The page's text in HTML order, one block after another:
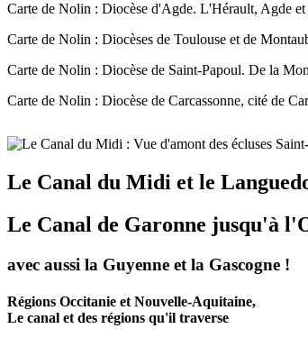
Carte de Nolin : Diocèse d'Agde. L'Hérault, Agde et
Carte de Nolin : Diocèses de Toulouse et de
Carte de Nolin : Diocèse de Saint-Papoul. De la
Carte de Nolin : Diocèse de Carcassonne, cité de
Le Canal du Midi et le
Le Canal de Garonne jusqu'à
avec aussi la Guyenne et la Gascogne !
Régions Occitanie et Nouvelle-Aquitaine,
Le canal et des régions qu'il traverse